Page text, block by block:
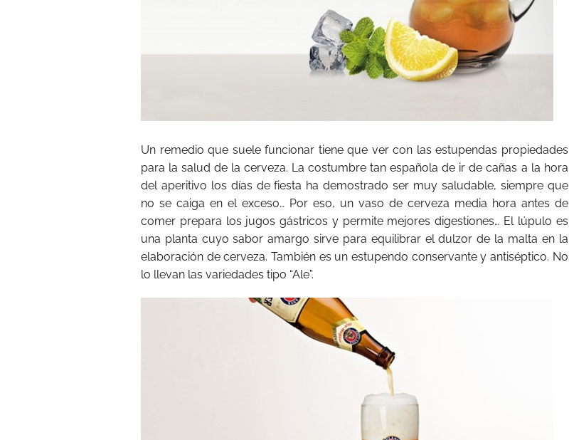
Un remedio que suele funcionar tiene que ver con las estupendas propiedades
para la salud de la cerveza. La costumbre tan española de ir de cañas a la hora
del aperitivo los días de fiesta ha demostrado ser muy saludable, siempre que
no se caiga en el exceso… Por eso, un vaso de cerveza media hora antes de
comer prepara los jugos gástricos y permite mejores digestiones… El lúpulo es
una planta cuyo sabor amargo sirve para equilibrar el dulzor de la malta en la
elaboración de cerveza. También es un estupendo conservante y antiséptico. No
lo llevan las variedades tipo “Ale”.